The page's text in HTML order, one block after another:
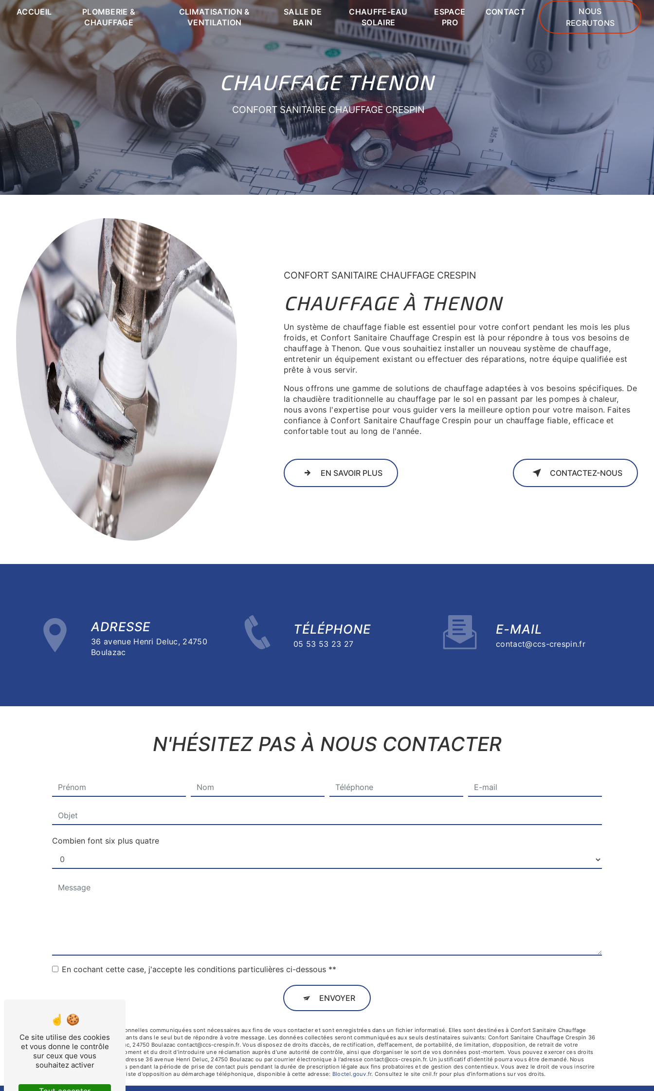
ACCUEIL
PLOMBERIE &
CHAUFFAGE
CLIMATISATION &
VENTILATION
SALLE DE
BAIN
CHAUFFE-EAU
SOLAIRE
ESPACE
PRO
CONTACT
NOUS
RECRUTONS
CHAUFFAGE THENON
CONFORT SANITAIRE CHAUFFAGE CRESPIN
CONFORT SANITAIRE CHAUFFAGE CRESPIN
CHAUFFAGE À THENON
Un système de chauffage fiable est essentiel pour votre confort pendant les mois les plus
froids, et Confort Sanitaire Chauffage Crespin est là pour répondre à tous vos besoins de
chauffage à Thenon. Que vous souhaitiez installer un nouveau système de chauffage,
entretenir un équipement existant ou effectuer des réparations, notre équipe qualifiée est
prête à vous servir.
Nous offrons une gamme de solutions de chauffage adaptées à vos besoins spécifiques. De
la chaudière traditionnelle au chauffage par le sol en passant par les pompes à chaleur,
nous avons l'expertise pour vous guider vers la meilleure option pour votre maison. Faites
confiance à Confort Sanitaire Chauffage Crespin pour un chauffage fiable, efficace et
confortable tout au long de l'année.
EN SAVOIR PLUS CONTACTEZ-NOUS
ADRESSE
36 avenue Henri Deluc, 24750
Boulazac
TÉLÉPHONE
05 53 53 23 27
E-MAIL
contact@ccs-crespin.fr
N'HÉSITEZ PAS À NOUS CONTACTER
Combien font six plus quatre
En cochant cette case, j'accepte les conditions particulières ci-dessous **
ENVOYER
** Les données personnelles communiquées sont nécessaires aux fins de vous contacter et sont enregistrées dans un fichier informatisé. Elles sont destinées à Confort Sanitaire Chauffage
Crespin et ses sous-traitants dans le seul but de répondre à votre message. Les données collectées seront communiquées aux seuls destinataires suivants: Confort Sanitaire Chauffage Crespin 36
avenue Henri Deluc, 24750 Boulazac contact@ccs-crespin.fr. Vous disposez de droits d’accès, de rectification, d’effacement, de portabilité, de limitation, d’opposition, de retrait de votre
consentement à tout moment et du droit d’introduire une réclamation auprès d’une autorité de contrôle, ainsi que d’organiser le sort de vos données post-mortem. Vous pouvez exercer ces droits
par voie postale à l'adresse 36 avenue Henri Deluc, 24750 Boulazac ou par courrier électronique à l'adresse contact@ccs-crespin.fr. Un justificatif d'identité pourra vous être demandé. Nous
conservons vos données pendant la période de prise de contact puis pendant la durée de prescription légale aux fins probatoires et de gestion des contentieux. Vous avez le droit de vous inscrire
sur la liste d'opposition au démarchage téléphonique, disponible à cette adresse: Bloctel.gouv.fr. Consultez le site cnil.fr pour plus d’informations sur vos droits.
Panneau de gestion des cookies
Ce site utilise des cookies
et vous donne le contrôle
sur ceux que vous
souhaitez activer